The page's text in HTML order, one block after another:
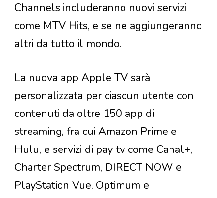
Channels includeranno nuovi servizi
come MTV Hits, e se ne aggiungeranno
altri da tutto il mondo.
La nuova app Apple TV sarà
personalizzata per ciascun utente con
contenuti da oltre 150 app di
streaming, fra cui Amazon Prime e
Hulu, e servizi di pay tv come Canal+,
Charter Spectrum, DIRECT NOW e
PlayStation Vue. Optimum e